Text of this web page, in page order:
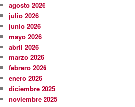
agosto 2026
julio 2026
junio 2026
mayo 2026
abril 2026
marzo 2026
febrero 2026
enero 2026
diciembre 2025
noviembre 2025